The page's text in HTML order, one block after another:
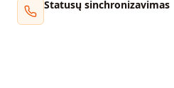
Statusų sinchronizavimas